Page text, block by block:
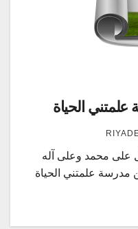
الحياة
على محمد وعلى آله
علمتني الحياة